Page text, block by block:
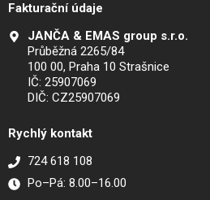
Fakturační údaje
JANČA & EMAS group s.r.o.
Průběžná 2265/84
100 00, Praha 10 Strašnice
IČ: 25907069
DIČ: CZ25907069
Rychlý kontakt
724 618 108
Po–Pá: 8.00–16.00